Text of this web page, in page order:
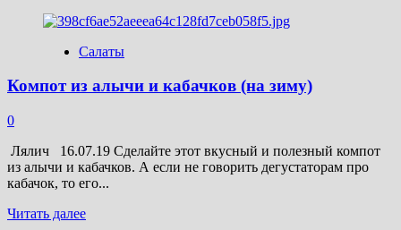
о
из
с
Салаты
Компот из алычи и кабачков (на зиму)
0
Лялич 16.07.19 Сделайте этот вкусный и полезный компот
из алычи и кабачков. А если не говорить дегустаторам про
кабачок, то его...
Читать далееПрочитать